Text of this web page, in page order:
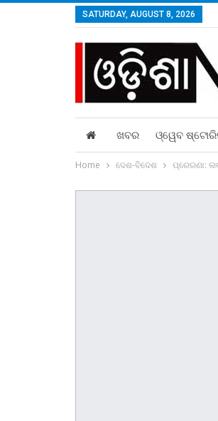
SATURDAY, AUGUST 8, 2026
ଖବର ଓ୍ୱେବ
Home ଦେଶ-ବିଦେଶ ପ୍ରେରଣା: